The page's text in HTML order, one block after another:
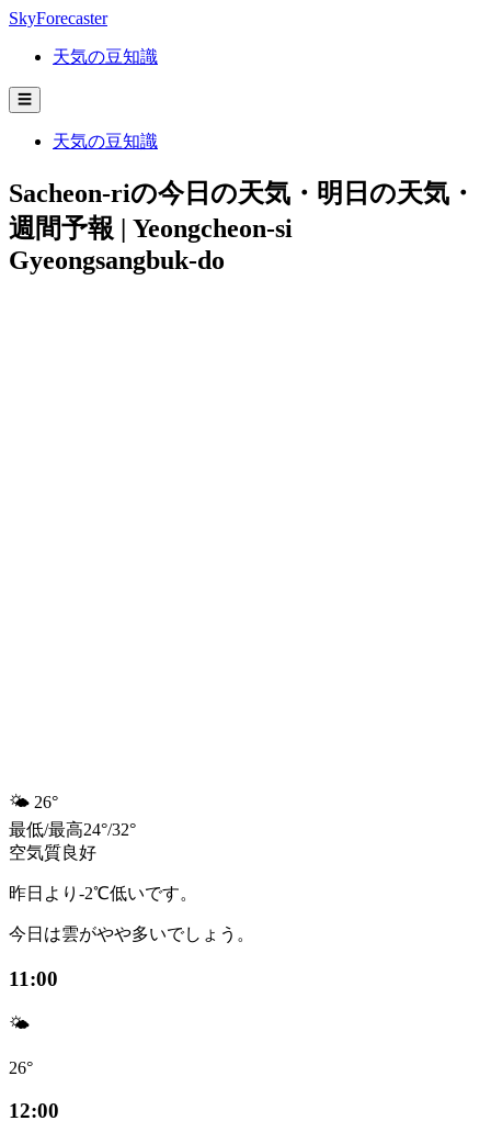
SkyForecaster
天気の豆知識
☰
天気の豆知識
Sacheon-riの今日の天気・明日の天気・
週間予報 | Yeongcheon-si
Gyeongsangbuk-do
🌤️ 26°
最低/最高24°/32°
空気質良好
昨日より-2℃低いです。
今日は雲がやや多いでしょう。
11:00
🌤️
26°
12:00